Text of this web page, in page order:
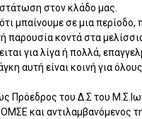
στον κλάδο μας.
μπαίνουμε σε μια περίοδο,
παρουσία κοντά στα
για λίγα ή πολλά,
αυτή είναι κοινή για
Πρόεδρος του Δ.Σ του
και αντιλαμβανόμενος